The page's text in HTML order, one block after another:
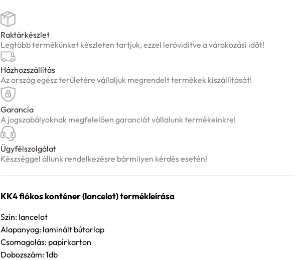
Raktárkészlet
Legtöbb termékünket készleten tartjuk, ezzel lerövidítve a várakozási időt!
Házhozszállítás
Az ország egész területére vállaljuk megrendelt termékek kiszállítását!
Garancia
A jogszabályoknak megfelelően garanciát vállalunk termékeinkre!
Ügyfélszolgálat
Készséggel állunk rendelkezésre bármilyen kérdés esetén!
KK4 fiókos konténer (lancelot) termékleírása
Szín: lancelot
Alapanyag: laminált bútorlap
Csomagolás: papírkarton
Dobozszám: 1db